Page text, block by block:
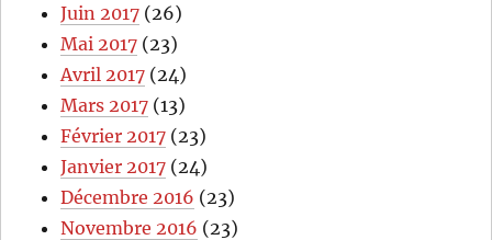
Juin 2017 (26)
Mai 2017 (23)
Avril 2017 (24)
Mars 2017 (13)
Février 2017 (23)
Janvier 2017 (24)
Décembre 2016 (23)
Novembre 2016 (23)